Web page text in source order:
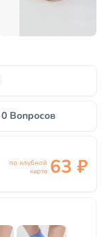
0 Вопросов
по клубной
карте 63 ₽